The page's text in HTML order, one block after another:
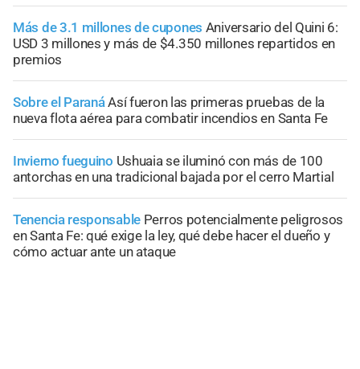
Más de 3.1 millones de cupones Aniversario del Quini 6:
USD 3 millones y más de $4.350 millones repartidos en
premios
Sobre el ParanáAsí fueron las primeras pruebas de la
nueva flota aérea para combatir incendios en Santa Fe
Invierno fueguino Ushuaia se iluminó con más de 100
antorchas en una tradicional bajada por el cerro Martial
Tenencia responsable Perros potencialmente peligrosos
en Santa Fe: qué exige la ley, qué debe hacer el dueño y
cómo actuar ante un ataque